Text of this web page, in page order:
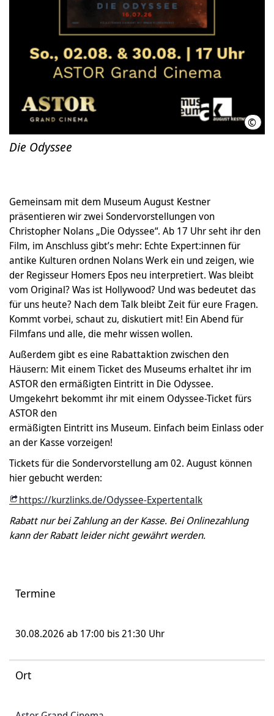
©
Die Odyssee
Gemeinsam mit dem Museum August Kestner
präsentieren wir zwei Sondervorstellungen von
Christopher Nolans „Die Odyssee“. Ab 17 Uhr seht ihr den
Film, im Anschluss gibt’s mehr: Echte Expert:innen für
antike Kulturen ordnen Nolans Werk ein und zeigen, wie
der Regisseur Homers Epos neu interpretiert. Was bleibt
vom Original? Was ist Hollywood? Und was bedeutet das
für uns heute? Nach dem Talk bleibt Zeit für eure Fragen.
Kommt vorbei, schaut zu, diskutiert mit! Ein Abend für
Filmfans und alle, die mehr wissen wollen.
Außerdem gibt es eine Rabattaktion zwischen den
Häusern: Mit einem Ticket des Museums erhaltet ihr im
ASTOR den ermäßigten Eintritt in Die Odyssee.
Umgekehrt bekommt ihr mit einem Odyssee-Ticket fürs
ASTOR den
ermäßigten Eintritt ins Museum. Einfach beim Einlass oder
an der Kasse vorzeigen!
Tickets für die Sondervorstellung am 02. August können
hier gebucht werden:
https://kurzlinks.de/Odyssee-Expertentalk
Rabatt nur bei Zahlung an der Kasse. Bei Onlinezahlung
kann der Rabatt leider nicht gewährt werden.
Termine
30.08.2026 ab 17:00 bis 21:30 Uhr
Ort